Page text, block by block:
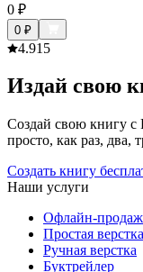
0 ₽
0 ₽
4.915
Издай свою
Создай свою книгу с
просто, как раз, два,
Создать книгу
Наши услуги
Офлайн-
Простая верстка
Ручная верстка
Буктрейлер